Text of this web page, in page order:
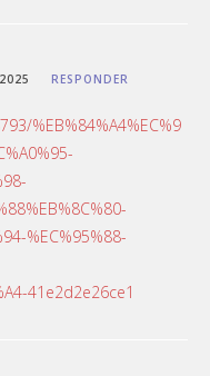
RESPONDER
%EB%84%A4%EC%9
%EC%95%88-
41e2d2e26ce1